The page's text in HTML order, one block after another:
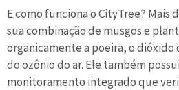
E como funciona o CityTree? Mais
sua combinação de musgos e
organicamente a poeira, o dióxido
do ozônio do ar. Ele também
monitoramento integrado que